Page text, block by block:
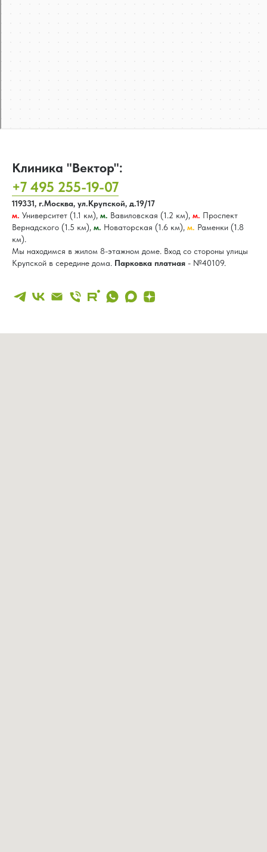
Клиника "Вектор":
+7 495 255-19-07
119331, г.Москва, ул.Крупской, д.19/17
м. Университет (1.1 км), м. Вавиловская (1.2 км), м. Проспект
Вернадского (1.5 км), м. Новаторская (1.6 км), м. Раменки (1.8
км).
Мы находимся в жилом 8-этажном доме. Вход со стороны улицы
Крупской в середине дома. Парковка платная - №40109.